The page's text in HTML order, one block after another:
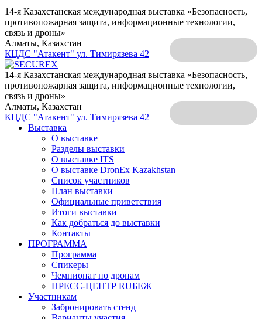
14-я Казахстанская международная выставка «Безопасность,
противопожарная защита, информационные технологии,
связь и дроны»
Алматы, Казахстан
КЦДС "Атакент" ул. Тимирязева 42
14-я Казахстанская международная выставка «Безопасность,
противопожарная защита, информационные технологии,
связь и дроны»
Алматы, Казахстан
КЦДС "Атакент" ул. Тимирязева 42
Выставка
О выставке
Разделы выставки
О выставке ITS
О выставке DronEx Kazakhstan
Список участников
План выставки
Официальные приветствия
Итоги выставки
Как добраться до выставки
Контакты
ПРОГРАММА
Программа
Спикеры
Чемпионат по дронам
ПРЕСС-ЦЕНТР RUБЕЖ
Участникам
Забронировать стенд